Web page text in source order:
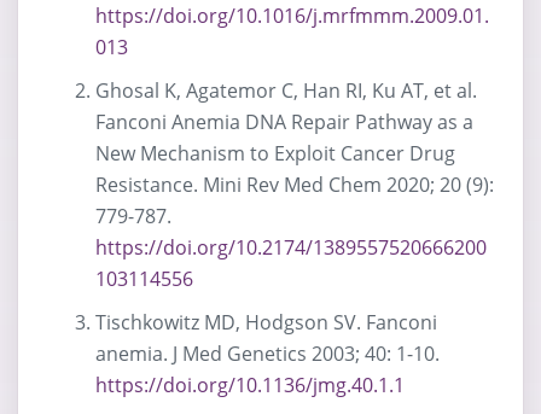
https://doi.org/10.1016/j.mrfmmm.2009.01.
013
Ghosal K, Agatemor C, Han RI, Ku AT, et al.
Fanconi Anemia DNA Repair Pathway as a
New Mechanism to Exploit Cancer Drug
Resistance. Mini Rev Med Chem 2020; 20 (9):
779-787.
https://doi.org/10.2174/1389557520666200
103114556
Tischkowitz MD, Hodgson SV. Fanconi
anemia. J Med Genetics 2003; 40: 1-10.
https://doi.org/10.1136/jmg.40.1.1